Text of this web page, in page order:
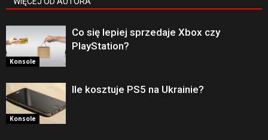
Konsole
Co się lepiej sprzedaje Xbox czy
PlayStation?
Konsole
Ile kosztuje PS5 na Ukrainie?